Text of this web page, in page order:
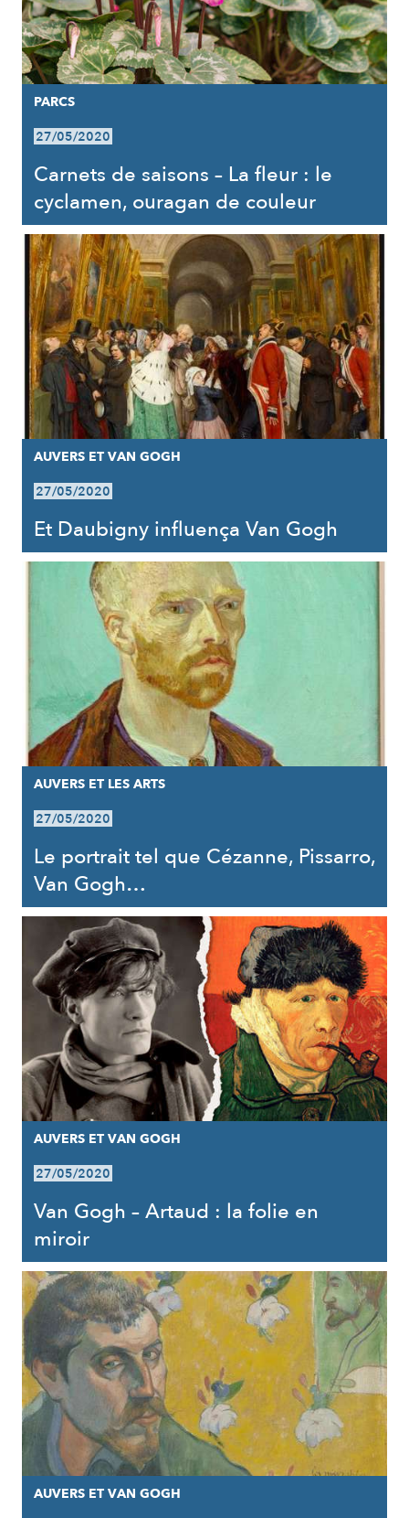
PARCS
27/05/2020
Carnets de saisons – La fleur : le
cyclamen, ouragan de couleur
AUVERS ET VAN GOGH
27/05/2020
Et Daubigny influença Van Gogh
AUVERS ET LES ARTS
27/05/2020
Le portrait tel que Cézanne, Pissarro,
Van Gogh…
AUVERS ET VAN GOGH
27/05/2020
Van Gogh – Artaud : la folie en
miroir
AUVERS ET VAN GOGH